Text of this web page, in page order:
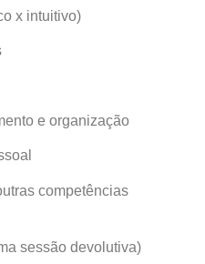
x intuitivo)
e organização
competências
sessão devolutiva)